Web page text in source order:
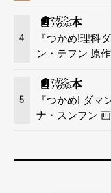
4
『つかめ!理科
ン・テフン 原
5
『つかめ! ダ
ナ・スンフン